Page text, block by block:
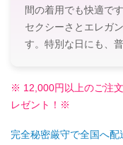
間の着用でも快適で
セクシーさとエレガ
す。特別な日にも、
※ 12,000円以上のご注
レゼント！※
完全秘密厳守で全国へ配